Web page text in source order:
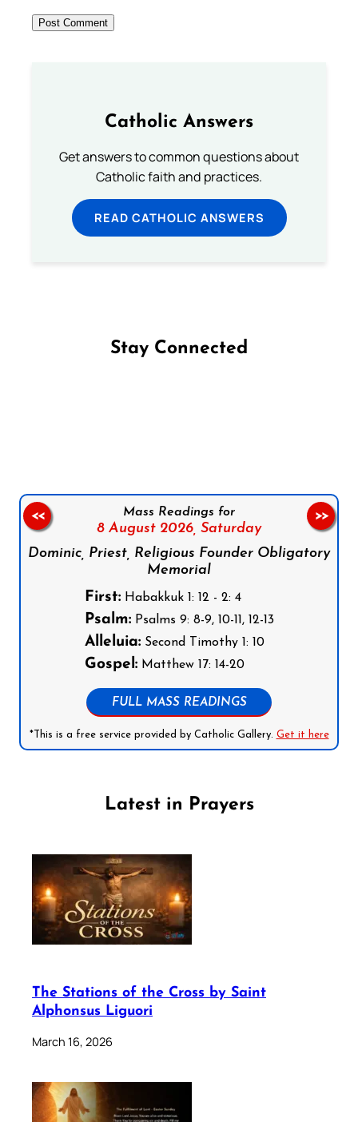
Catholic Answers
Get answers to common questions about
Catholic faith and practices.
READ CATHOLIC ANSWERS
Stay Connected
Mass Readings for
8 August 2026, Saturday
Dominic, Priest, Religious Founder Obligatory
Memorial
First:Habakkuk 1: 12 - 2: 4
Psalm:Psalms 9: 8-9, 10-11, 12-13
Alleluia:Second Timothy 1: 10
Gospel:Matthew 17: 14-20
FULL MASS READINGS
*This is a free service provided by Catholic Gallery. Get it here
<< >>
Latest in Prayers
The Stations of the Cross by Saint
Alphonsus Liguori
March 16, 2026